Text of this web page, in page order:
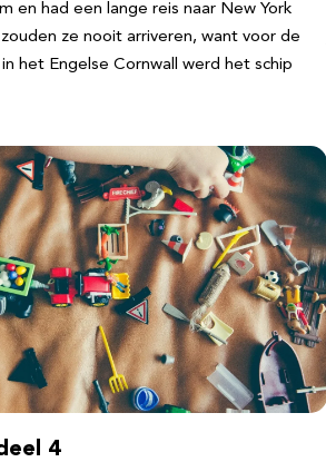
en had een lange reis naar New York
ze nooit arriveren, want voor de
in het Engelse Cornwall werd het schip
4